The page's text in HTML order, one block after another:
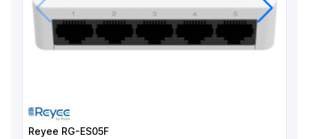
Anterior Próximo
Reyee RG-ES05F